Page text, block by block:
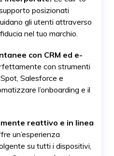
posizionati
gli utenti attraverso
nel tuo marchio.
con CRM ed e-
con strumenti
Salesforce e
l’onboarding e il
reattivo e in linea
un’esperienza
su tutti i dispositivi,